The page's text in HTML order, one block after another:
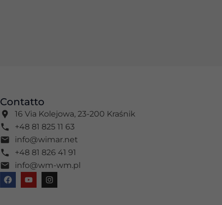
Contatto
16 Via Kolejowa, 23-200 Kraśnik
+48 81 825 11 63
info@wimar.net
+48 81 826 41 91
info@wm-wm.pl
F
a
c
Y
o
u
I
n
s